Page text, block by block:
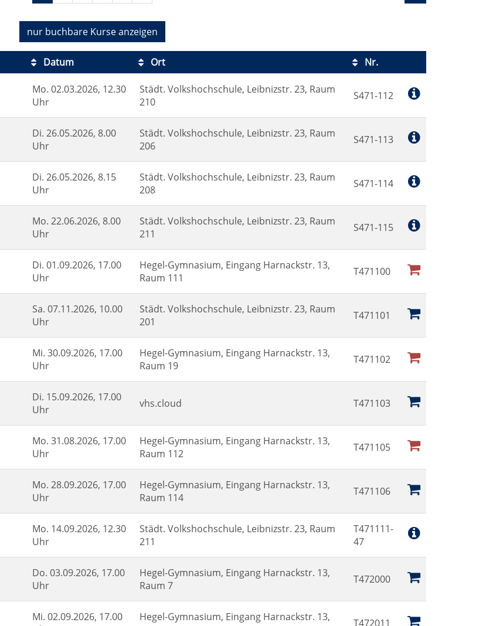
nur buchbareKurse anzeigen
Datum Ort
Nr.
Kursstatus
Mo. 02.03.2026, 12.30
Uhr
Städt. Volkshochschule, Leibnizstr. 23, Raum
210
S471-112
Di. 26.05.2026, 8.00
Uhr
Städt. Volkshochschule, Leibnizstr. 23, Raum
206
S471-113
Di. 26.05.2026, 8.15
Uhr
Städt. Volkshochschule, Leibnizstr. 23, Raum
208
S471-114
Mo. 22.06.2026, 8.00
Uhr
Städt. Volkshochschule, Leibnizstr. 23, Raum
211
S471-115
Di. 01.09.2026, 17.00
Uhr
Hegel-Gymnasium, Eingang Harnackstr. 13,
Raum 111
T471100
Sa. 07.11.2026, 10.00
Uhr
Städt. Volkshochschule, Leibnizstr. 23, Raum
201
T471101
Mi. 30.09.2026, 17.00
Uhr
Hegel-Gymnasium, Eingang Harnackstr. 13,
Raum 19
T471102
Di. 15.09.2026, 17.00
Uhr
vhs.cloud T471103
Mo. 31.08.2026, 17.00
Uhr
Hegel-Gymnasium, Eingang Harnackstr. 13,
Raum 112
T471105
Mo. 28.09.2026, 17.00
Uhr
Hegel-Gymnasium, Eingang Harnackstr. 13,
Raum 114
T471106
Mo. 14.09.2026, 12.30
Uhr
Städt. Volkshochschule, Leibnizstr. 23, Raum
211
T471111-
47
Do. 03.09.2026, 17.00
Uhr
Hegel-Gymnasium, Eingang Harnackstr. 13,
Raum 7
T472000
Mi. 02.09.2026, 17.00
Hegel-Gymnasium, Eingang Harnackstr. 13,
T472011